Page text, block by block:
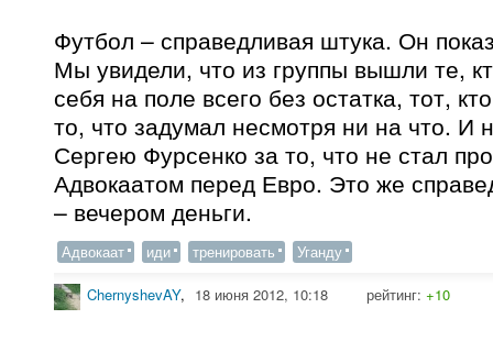
Футбол – справедливая штука. Он
Мы увидели, что из группы вышли те,
себя на поле всего без остатка, тот,
то, что задумал несмотря ни на что. И
Сергею Фурсенко за то, что не стал
Адвокаатом перед Евро. Это же
– вечером деньги.
Адвокаат иди тренировать Уганду
ChernyshevAY, 18 июня 2012, 10:18 рейтинг: +10